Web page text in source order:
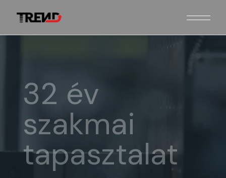
32 év
szakmai
tapasztalat